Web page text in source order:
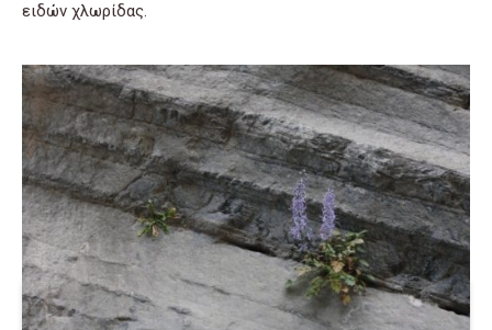
ειδών χλωρίδας.